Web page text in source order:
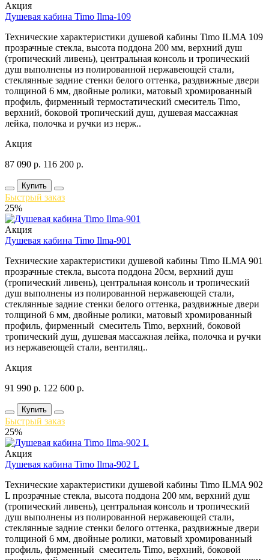
Акция
Душевая кабина Timo Ilma-109
Технические характеристики душевой кабины Timo ILMA 109
прозрачные стекла, высота поддона 200 мм, верхний душ
(тропический ливень), центральная консоль и тропический
душ выполнены из полированной нержавеющей стали,
стеклянные задние стенки белого оттенка, раздвижные двери
толщиной 6 мм, двойные ролики, матовый хромированный
профиль, фирменный термостатический смеситель Timo,
верхний, боковой тропический душ, душевая массажная
лейка, полочка и ручки из нерж..
Акция
87 090 р. 116 200 р.
Купить
Быстрый заказ
25%
Акция
Душевая кабина Timo Ilma-901
Технические характеристики душевой кабины Timo ILMA 901
прозрачные стекла, высота поддона 20см, верхний душ
(тропический ливень), центральная консоль и тропический
душ выполнены из полированной нержавеющей стали,
стеклянные задние стенки белого оттенка, раздвижные двери
толщиной 6 мм, двойные ролики, матовый хромированный
профиль, фирменный смеситель Timo, верхний, боковой
тропический душ, душевая массажная лейка, полочка и ручки
из нержавеющей стали, вентиляц..
Акция
91 990 р. 122 600 р.
Купить
Быстрый заказ
25%
Акция
Душевая кабина Timo Ilma-902 L
Технические характеристики душевой кабины Timo ILMA 902
L прозрачные стекла, высота поддона 200 мм, верхний душ
(тропический ливень), центральная консоль и тропический
душ выполнены из полированной нержавеющей стали,
стеклянные задние стенки белого оттенка, раздвижные двери
толщиной 6 мм, двойные ролики, матовый хромированный
профиль, фирменный смеситель Timo, верхний, боковой